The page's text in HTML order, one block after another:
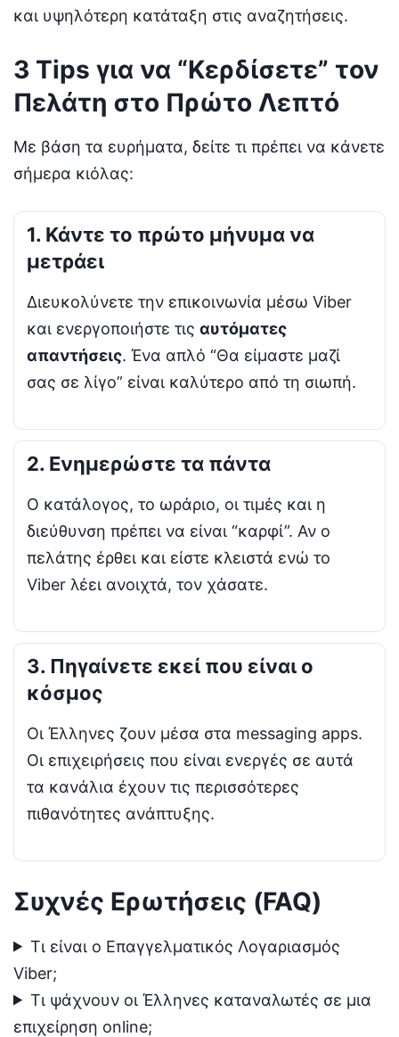
και υψηλότερη κατάταξη στις αναζητήσεις.
3 Tips για να “Κερδίσετε” τον
Πελάτη στο Πρώτο Λεπτό
Με βάση τα ευρήματα, δείτε τι πρέπει να κάνετε
σήμερα κιόλας:
1. Κάντε το πρώτο μήνυμα να
μετράει
Διευκολύνετε την επικοινωνία μέσω Viber
και ενεργοποιήστε τις αυτόματες
απαντήσεις. Ένα απλό “Θα είμαστε μαζί
σας σε λίγο” είναι καλύτερο από τη σιωπή.
2. Ενημερώστε τα πάντα
Ο κατάλογος, το ωράριο, οι τιμές και η
διεύθυνση πρέπει να είναι “καρφί”. Αν ο
πελάτης έρθει και είστε κλειστά ενώ το
Viber λέει ανοιχτά, τον χάσατε.
3. Πηγαίνετε εκεί που είναι ο
κόσμος
Οι Έλληνες ζουν μέσα στα messaging apps.
Οι επιχειρήσεις που είναι ενεργές σε αυτά
τα κανάλια έχουν τις περισσότερες
πιθανότητες ανάπτυξης.
Συχνές Ερωτήσεις (FAQ)
Τι είναι ο Επαγγελματικός Λογαριασμός
Viber;
Τι ψάχνουν οι Έλληνες καταναλωτές σε μια
επιχείρηση online;